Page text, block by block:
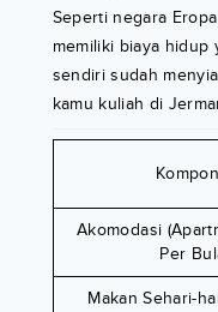
Seperti negara
memiliki biaya hidup
sendiri sudah
kamu kuliah di
Akomodasi
Per
Makan Sehari-